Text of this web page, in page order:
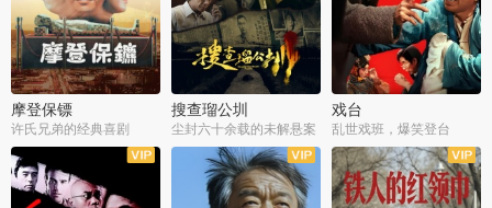
摩登保镖
许氏兄弟的经典喜剧
搜查瑠公圳
尘封六十余载的未解悬案
戏台
乱世戏班，爆笑登台